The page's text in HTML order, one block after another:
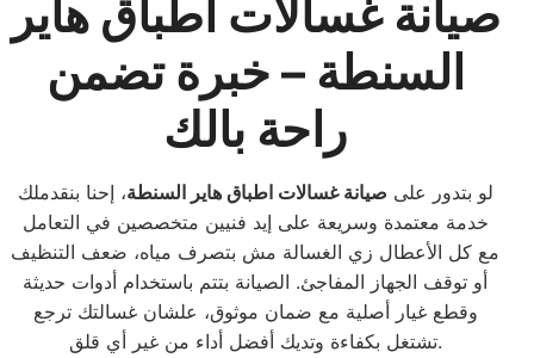
صيانة غسالات اطباق هاير
السنطة – خبرة تضمن
راحة بالك
لو بتدور على صيانة غسالات اطباق هاير السنطة، إحنا بنقدملك
خدمة معتمدة وسريعة على إيد فنيين متخصصين في التعامل
مع كل الأعطال زي الغسالة مش بتصرف مياه، ضعف التنظيف
أو توقف الجهاز المفاجئ. الصيانة بتتم باستخدام أدوات حديثة
وقطع غيار أصلية مع ضمان موثوق، علشان غسالتك ترجع
تشتغل بكفاءة وتديك أفضل أداء من غير أي قلق.